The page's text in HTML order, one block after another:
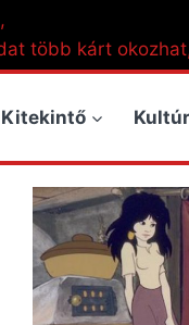
több kárt
Kitekintő